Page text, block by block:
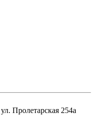
Пролетарская 254а